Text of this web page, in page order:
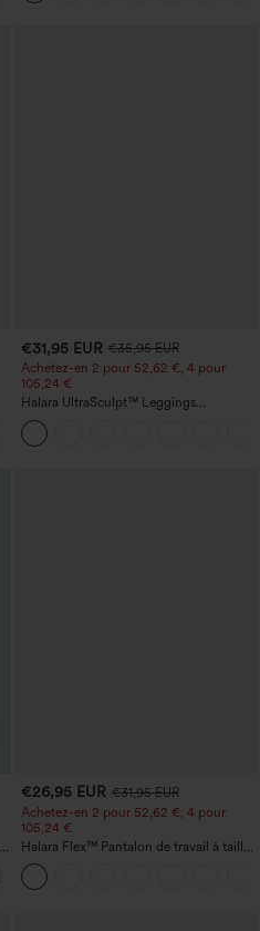
€31,95 EUR €35,95 EUR
Achetez-en 2 pour 52,62 €, 4 pour
105,24 €
Halara UltraSculpt™ Leggings
d'entraînement sculptants taille haute,
effet ventre plat, avec poche
€26,95 EUR €31,95 EUR
Achetez-en 2 pour 52,62 €, 4 pour
105,24 €
Halara Flex™ Pantalon de travail à taille
haute, jambe large, avec poches, en
maille gaufrée